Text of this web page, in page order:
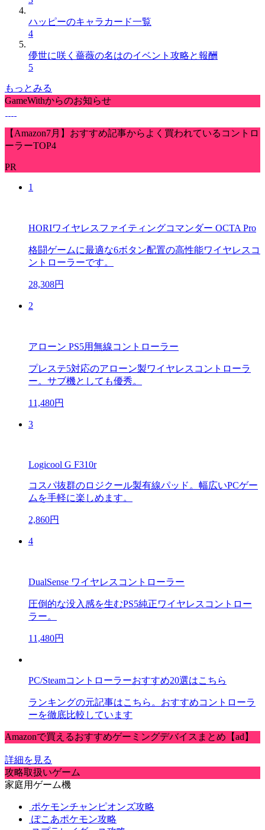
ハッピーのキャラカード一覧
4
儚世に咲く薔薇の名はのイベント攻略と報酬
5
もっとみる
GameWithからのお知らせ
【Amazon7月】おすすめ記事からよく買われているコントロ
ーラーTOP4
PR
1
HORIワイヤレスファイティングコマンダー OCTA Pro
格闘ゲームに最適な6ボタン配置の高性能ワイヤレスコ
ントローラーです。
28,308円
2
アローン PS5用無線コントローラー
プレステ5対応のアローン製ワイヤレスコントローラ
ー。サブ機としても優秀。
11,480円
3
Logicool G F310r
コスパ抜群のロジクール製有線パッド。幅広いPCゲー
ムを手軽に楽しめます。
2,860円
4
DualSense ワイヤレスコントローラー
圧倒的な没入感を生むPS5純正ワイヤレスコントロー
ラー。
11,480円
PC/Steamコントローラーおすすめ20選はこちら
ランキングの元記事はこちら。おすすめコントローラ
ーを徹底比較しています
Amazonで買えるおすすめゲーミングデバイスまとめ【ad】
詳細を見る
攻略取扱いゲーム
家庭用ゲーム機
ポケモンチャンピオンズ攻略
ぽこあポケモン攻略